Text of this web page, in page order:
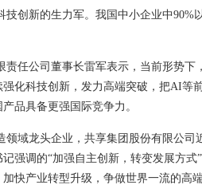
技创新的生力军。我国中小企业中
责任公司董事长雷军表示，当前形势
化科技创新，发力高端突破，把AI等
品具备更强国际竞争力。
领域龙头企业，共享集团股份有限公
强调的“加强自主创新，转变发展方
快产业转型升级，争做世界一流的高